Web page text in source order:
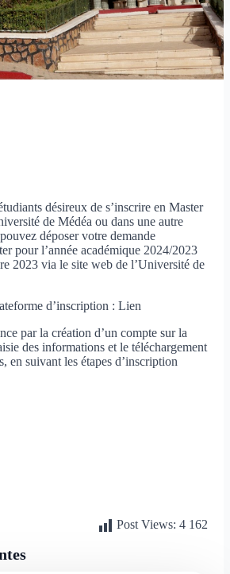
désireux de s’inscrire en Master
de Médéa ou dans une autre
déposer votre demande
pour l’année académique 2024/2023
2023 via le site web de l’Université de
d’inscription : Lien
par la création d’un compte sur la
des informations et le téléchargement
en suivant les étapes d’inscription
Post Views: 4 162